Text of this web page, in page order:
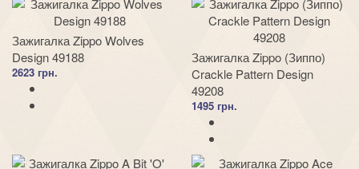
Зажигалка Zippo Wolves
Design 49188
2623 грн.
Зажигалка Zippo (Зиппо)
Crackle Pattern Design
49208
1495 грн.